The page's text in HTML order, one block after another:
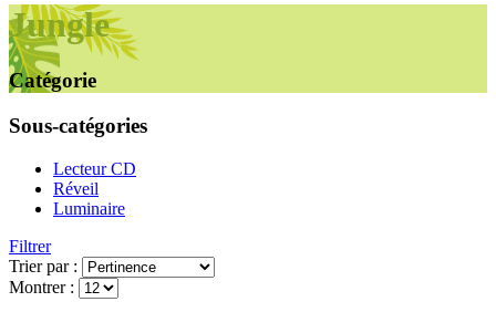
Jungle
Catégorie
Sous-catégories
Lecteur CD
Réveil
Luminaire
Filtrer
Trier par :
Montrer :